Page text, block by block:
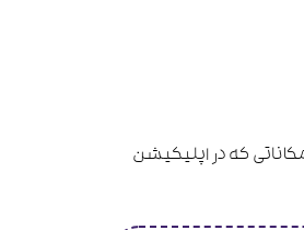
که در اپلیکیشن